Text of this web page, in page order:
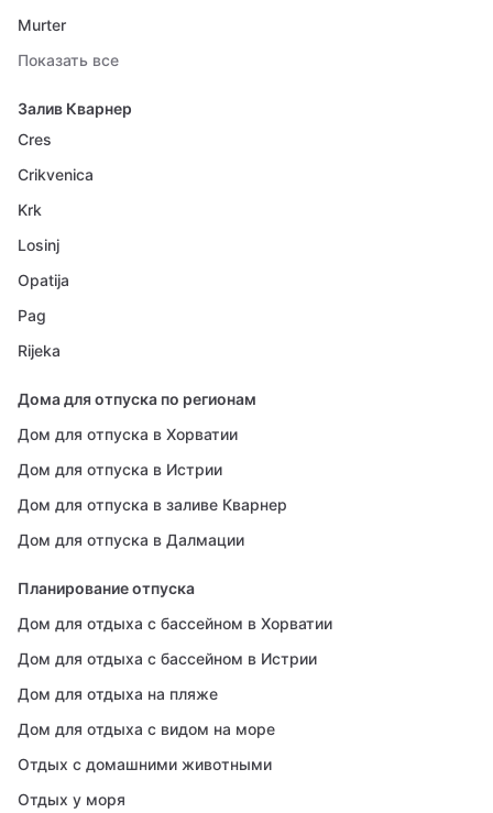
Murter
Показать все
Залив Кварнер
Cres
Crikvenica
Krk
Losinj
Opatija
Pag
Rijeka
Дома для отпуска по регионам
Дом для отпуска в Хорватии
Дом для отпуска в Истрии
Дом для отпуска в заливе Кварнер
Дом для отпуска в Далмации
Планирование отпуска
Дом для отдыха с бассейном в Хорватии
Дом для отдыха с бассейном в Истрии
Дом для отдыха на пляже
Дом для отдыха с видом на море
Отдых с домашними животными
Отдых у моря